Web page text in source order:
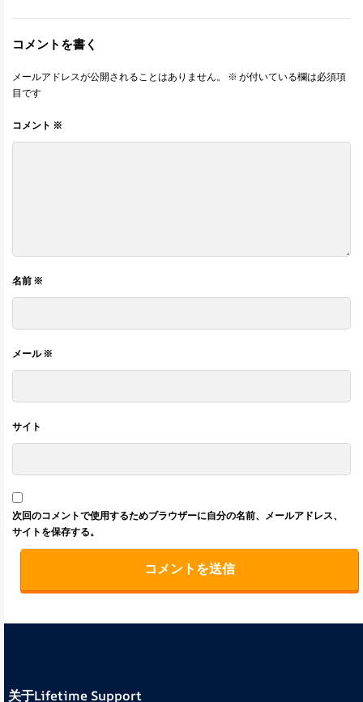
コメントを書く
メールアドレスが公開されることはありません。 ※ が付いている欄は必須項
目です
コメント ※
名前 ※
メール※
サイト
次回のコメントで使用するためブラウザーに自分の名前、メールアドレス、
サイトを保存する。
关于Lifetime Support